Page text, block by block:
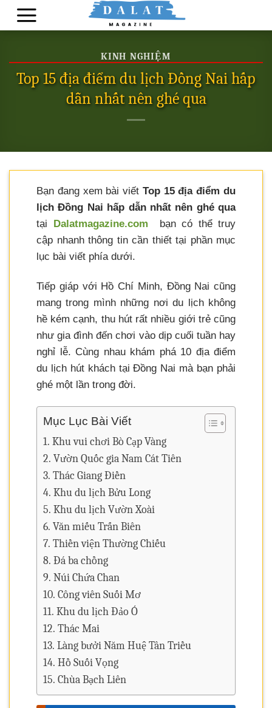
Skip
KINH NGHIỆM
Top 15 địa điểm du lịch Đồng Nai hấp
dẫn nhất nên ghé qua
Bạn đang xem bài viết Top 15 địa điểm du
lịch Đồng Nai hấp dẫn nhất nên ghé qua
tại Dalatmagazine.com
bạn có thể truy
cập nhanh thông tin cần thiết tại phần mục
lục bài viết phía dưới.
Tiếp giáp với Hồ Chí Minh, Đồng Nai cũng
mang trong mình những nơi du lịch không
hề kém cạnh, thu hút rất nhiều giới trẻ cũng
như gia đình đến chơi vào dịp cuối tuần hay
nghỉ lễ. Cùng nhau khám phá 10 địa điểm
du lịch hút khách tại Đồng Nai mà bạn phải
ghé một lần trong đời.
Mục Lục Bài Viết
Khu vui chơi Bò Cạp Vàng
Vườn Quốc gia Nam Cát Tiên
Thác Giang Điền
Khu du lịch Bửu Long
Khu du lịch Vườn Xoài
Văn miếu Trấn Biên
Thiền viện Thường Chiếu
Đá ba chồng
Núi Chứa Chan
Công viên Suối Mơ
Khu du lịch Đảo Ó
Thác Mai
Làng bưởi Năm Huệ Tân Triều
Hồ Suối Vọng
Chùa Bạch Liên